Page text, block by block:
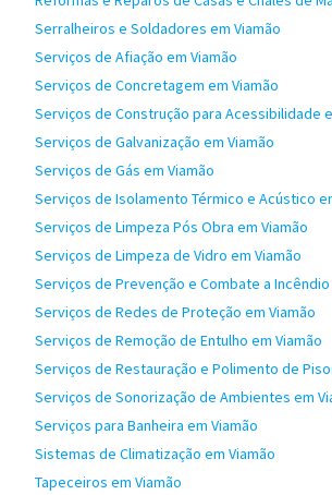
Serralheiros e Soldadores em Viamão
Serviços de Afiação em Viamão
Serviços de Concretagem em Viamão
Serviços de Construção para Acessibilidade
Serviços de Galvanização em Viamão
Serviços de Gás em Viamão
Serviços de Isolamento Térmico e Acústico
Serviços de Limpeza Pós Obra em Viamão
Serviços de Limpeza de Vidro em Viamão
Serviços de Prevenção e Combate a Incêndio
Serviços de Redes de Proteção em Viamão
Serviços de Remoção de Entulho em Viamão
Serviços de Restauração e Polimento de
Serviços de Sonorização de Ambientes em
Serviços para Banheira em Viamão
Sistemas de Climatização em Viamão
Tapeceiros em Viamão